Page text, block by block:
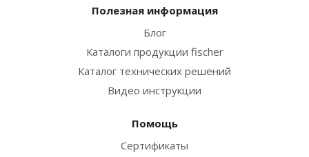
Полезная информация
Блог
Каталоги продукции fischer
Каталог технических решений
Видео инструкции
Помощь
Сертификаты